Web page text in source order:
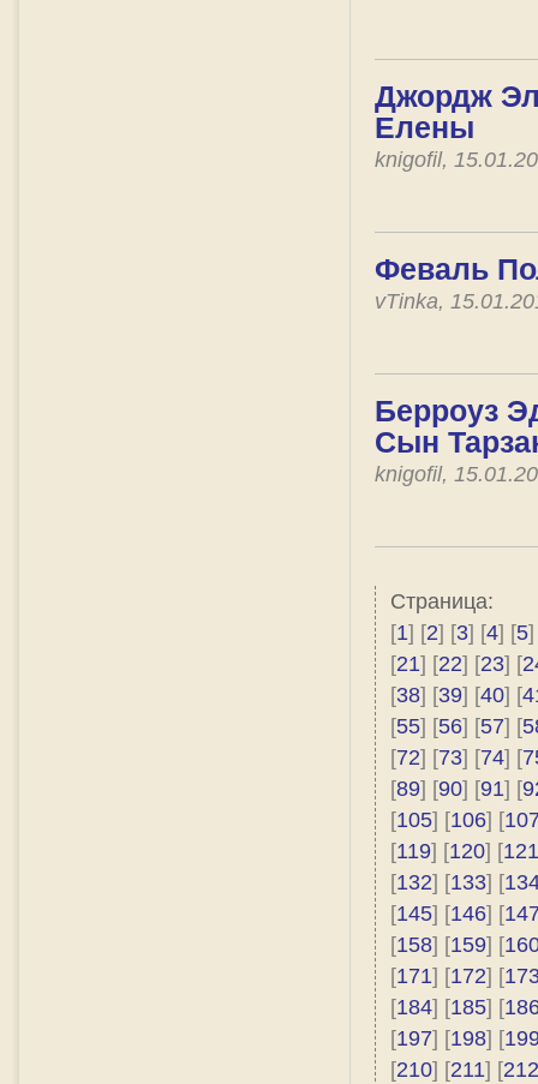
Джордж
Елены
knigofil,
Феваль
vTinka,
Берроуз
Сын
knigofil,
Страница:
[1] [2] [3] [4] [5]
[21] [22] [23] [
[38] [39] [40] [
[55] [56] [57] [
[72] [73] [74] [
[89] [90] [91] [
[105] [106] [
[119] [120] [121
[132] [133] [
[145] [146] [
[158] [159] [
[171] [172] [
[184] [185] [
[197] [198] [
[210] [211] [212